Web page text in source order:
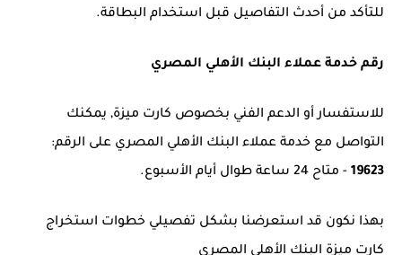
للتأكد من أحدث التفاصيل قبل استخدام البطاقة.
رقم خدمة عملاء البنك الأهلي المصري
للاستفسار أو الدعم الفني بخصوص كارت ميزة, يمكنك
التواصل مع خدمة عملاء البنك الأهلي المصري على الرقم:
19623 - متاح 24 ساعة طوال أيام الأسبوع.
بهذا نكون قد استعرضنا بشكل تفصيلي خطوات استخراج
كارت ميزة البنك الأهلي المصري